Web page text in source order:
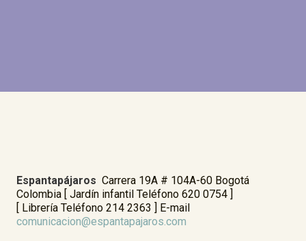
Espantapájaros Carrera 19A # 104A-60 Bogotá
Colombia [ Jardín infantil Teléfono 620 0754 ]
[ Librería Teléfono 214 2363 ] E-mail
comunicacion@espantapajaros.com